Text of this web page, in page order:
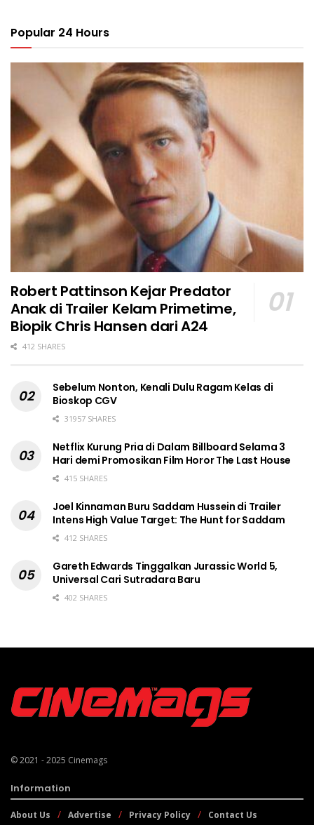
Popular 24 Hours
Robert Pattinson Kejar Predator
Anak di Trailer Kelam Primetime,
Biopik Chris Hansen dari A24
412 SHARES
Sebelum Nonton, Kenali Dulu Ragam Kelas di
Bioskop CGV
31957 SHARES
Netflix Kurung Pria di Dalam Billboard Selama 3
Hari demi Promosikan Film Horor The Last House
415 SHARES
Joel Kinnaman Buru Saddam Hussein di Trailer
Intens High Value Target: The Hunt for Saddam
412 SHARES
Gareth Edwards Tinggalkan Jurassic World 5,
Universal Cari Sutradara Baru
402 SHARES
© 2021 - 2025 Cinemags
Information
About Us Advertise Privacy Policy Contact Us